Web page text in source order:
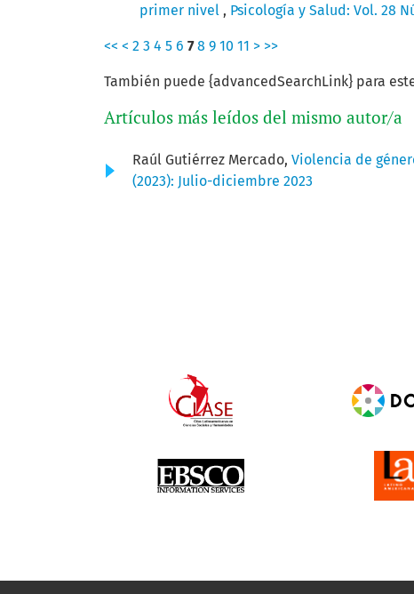
primer nivel , Psicología y Salud: Vol. 28
<< < 2 3 4 5 6 7 8 9 10 11 > >>
También puede {advancedSearchLink} para
Artículos más leídos del mismo autor/a
Raúl Gutiérrez Mercado, Violencia de
(2023): Julio-diciembre 2023